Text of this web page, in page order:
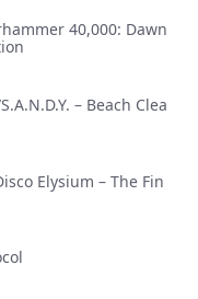
40,000: Dawn
– Beach Clea
Elysium – The Fin